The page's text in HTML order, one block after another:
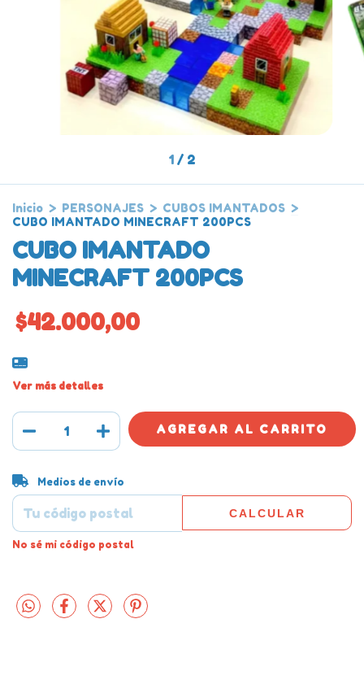
1 / 2
Inicio > PERSONAJES > CUBOS IMANTADOS >
CUBO IMANTADO MINECRAFT 200PCS
CUBO IMANTADO
MINECRAFT 200PCS
$42.000,00
Ver más detalles
Entregas para el CP:
Medios de envío
CALCULAR
No sé mi código postal